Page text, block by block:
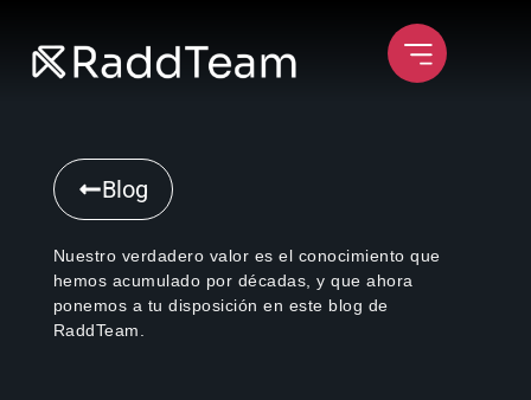
Blog
Nuestro verdadero valor es el conocimiento que
hemos acumulado por décadas, y que ahora
ponemos a tu disposición en este blog de
RaddTeam.